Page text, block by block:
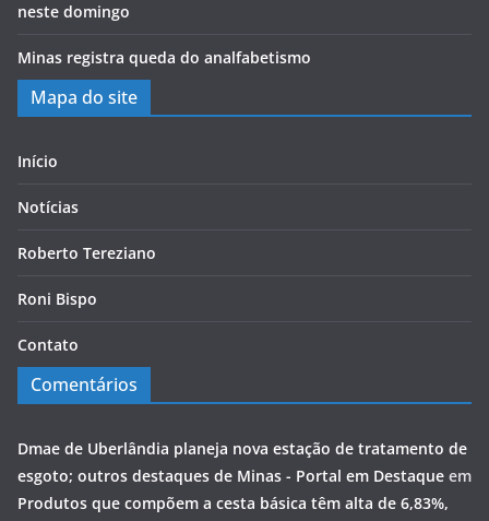
neste domingo
Minas registra queda do analfabetismo
Mapa do site
Início
Notícias
Roberto Tereziano
Roni Bispo
Contato
Comentários
Dmae de Uberlândia planeja nova estação de tratamento de
esgoto; outros destaques de Minas - Portal em Destaque em
Produtos que compõem a cesta básica têm alta de 6,83%,